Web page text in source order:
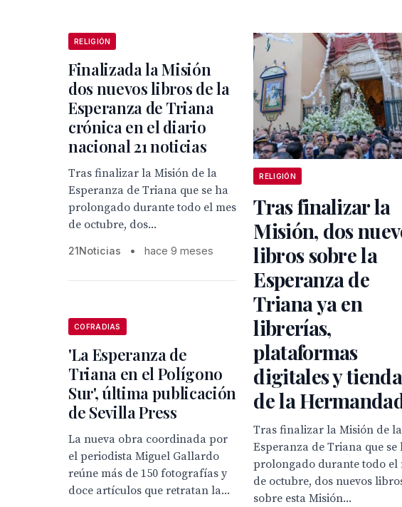
RELIGIÓN
Finalizada la Misión
dos nuevos libros de la
Esperanza de Triana
crónica en el diario
nacional 21 noticias
Tras finalizar la Misión de la
Esperanza de Triana que se ha
prolongado durante todo el mes
de octubre, dos...
21Noticias • hace 9 meses
RELIGIÓN
Tras finalizar la
Misión, dos
libros sobre la
Esperanza de
Triana ya en
librerías,
plataformas
digitales y tienda
de la
Tras finalizar la Misión de la
Esperanza de Triana que se
prolongado durante todo el
de octubre, dos nuevos
sobre esta Misión...
COFRADIAS
'La Esperanza de
Triana en el Polígono
Sur', última publicación
de Sevilla Press
La nueva obra coordinada por
el periodista Miguel Gallardo
reúne más de 150 fotografías y
doce artículos que retratan la...